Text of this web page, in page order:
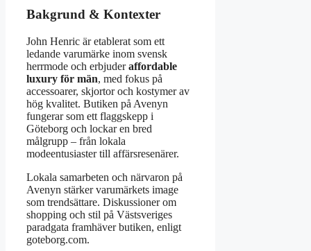
Bakgrund & Kontexter
John Henric är etablerat som ett
ledande varumärke inom svensk
herrmode och erbjuderaffordable
luxury för män, med fokus på
accessoarer, skjortor och kostymer av
hög kvalitet. Butiken på Avenyn
fungerar som ett flaggskepp i
Göteborg och lockar en bred
målgrupp – från lokala
modeentusiaster till affärsresenärer.
Lokala samarbeten och närvaron på
Avenyn stärker varumärkets image
som trendsättare. Diskussioner om
shopping och stil på Västsveriges
paradgata framhäver butiken, enligt
goteborg.com.